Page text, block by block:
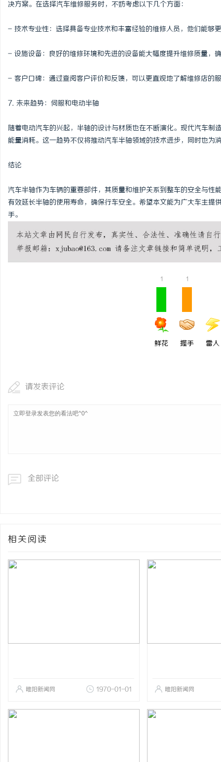
决方案。在选择汽车维修服务时，不妨考虑以下几个方面：
- 技术专业性：选择具备专业技术和丰富经验的维修人员，他们能够
- 设施设备：良好的维修环境和先进的设备能大幅度提升维修质量，
- 客户口碑：通过查阅客户评价和反馈，可以更直观地了解维修店的
7. 未来趋势：伺服和电动半轴
随着电动汽车的兴起，半轴的设计与材质也在不断演化。现代汽车
能量消耗。这一趋势不仅将推动汽车半轴领域的技术进步，同时也为
结论
汽车半轴作为车辆的重要部件，其质量和维护关系到整车的安全与
有效延长半轴的使用寿命，确保行车安全。希望本文能为广大车主
手。
1
鲜花
1
握手 雷人
请发表评论
全部评论
相关阅读
睢阳新闻网 1970-01-01 睢阳新闻网